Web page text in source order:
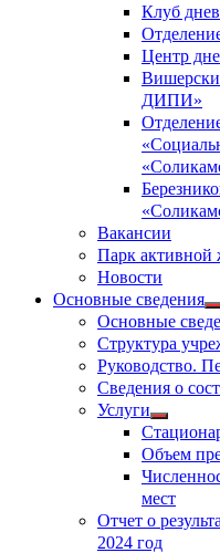
Клуб
Центр
ДИПИ»
Вакансии
Парк активной
Новости
Основные сведения
Основные
Структура
Руководство.
Сведения о
Услуги
Показать
подменю
Объем
мест
Отчет о
2024 год